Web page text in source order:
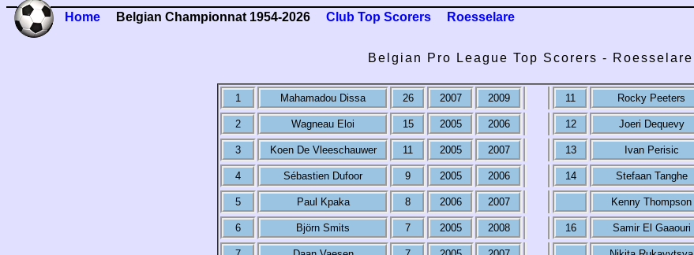
Home Belgian Championnat 1954-2026 Club Top Scorers Roesselare
Belgian Pro League Top Scorers - Roesselare
1 Mahamadou Dissa 26 2007 2009 11 Rocky Peeters
2 Wagneau Eloi 15 2005 2006 12 Joeri Dequevy
3 Koen De Vleeschauwer 11 2005 2007 13 Ivan Perisic
4 Sébastien Dufoor 9 2005 2006 14 Stefaan Tanghe
5 Paul Kpaka 8 2006 2007 Kenny Thompson
6 Björn Smits 7 2005 2008 16 Samir El Gaaouri